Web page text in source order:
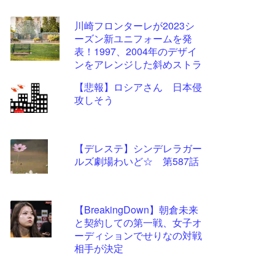
川崎フロンターレが2023シ
ーズン新ユニフォームを発
表！1997、2004年のデザイ
ンをアレンジした斜めストラ
【悲報】ロシアさん 日本侵
攻しそう
【デレステ】シンデレラガー
ルズ劇場わいど☆ 第587話
【BreakingDown】朝倉未来
と契約しての第一戦、女子オ
ーディションでせりなの対戦
相手が決定
- 固
定リ
ンク
更新
ツー